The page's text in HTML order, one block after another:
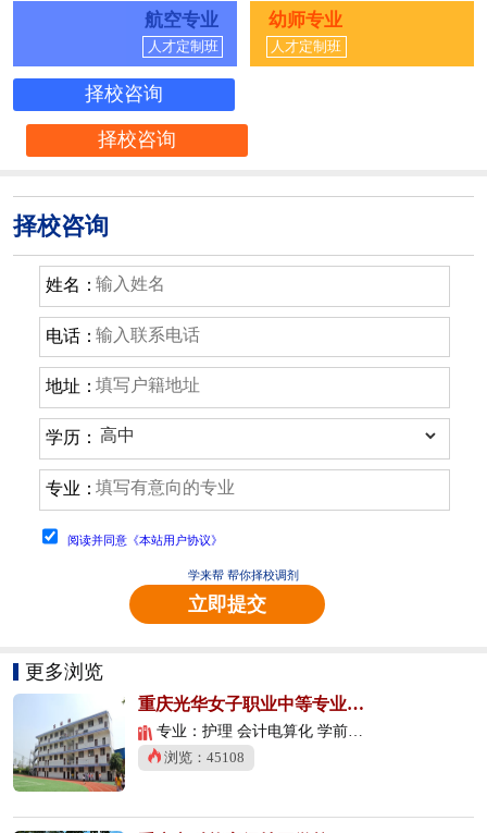
航空专业
人才定制班
幼师专业
人才定制班
择校咨询
择校咨询
择校咨询
姓名：
电话：
地址：
学历：
专业：
阅读并同意《本站用户协议》
学来帮 帮你择校调剂
立即提交
更多浏览
重庆光华女子职业中等专业学校
专业：护理 会计电算化 学前教育
浏览：45108